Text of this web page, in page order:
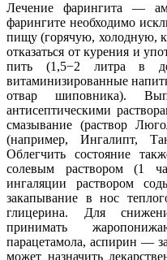
Лечение фарингита —
фарингите необходимо
пищу (горячую, холодную,
отказаться от курения и
пить (1,5−2 литра в
витаминизированные
отвар шиповника).
антисептическими
смазывание (раствор
(например, Ингалипт,
Облегчить состояние
солевым раствором (1
ингаляции раствором
закапывание в нос
глицерина. Для
принимать
парацетамола, аспирин —
может назначить